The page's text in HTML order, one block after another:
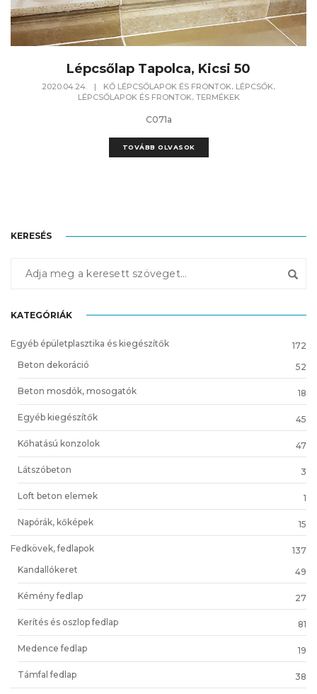
Lépcsőlap Tapolca, Kicsi 50
2020.04.24. | KŐ LÉPCSŐLAPOK ÉS FRONTOK, LÉPCSŐK,
LÉPCSŐLAPOK ÉS FRONTOK, TERMÉKEK
C071a
TOVÁBB OLVASOK
KERESÉS
KATEGÓRIÁK
Egyéb épületplasztika és kiegészítők
172
Beton dekoráció
52
Beton mosdók, mosogatók 18
Egyéb kiegészítők 45
Kőhatású konzolok 47
Látszóbeton 3
Loft beton elemek 1
Napórák, kőképek 15
Fedkövek, fedlapok
137
Kandallókeret
49
Kémény fedlap 27
Kerítés és oszlop fedlap 81
Medence fedlap 19
Támfal fedlap 38